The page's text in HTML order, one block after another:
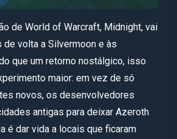
de World of Warcraft, Midnight, vai
de volta a Silvermoon e às
que um retorno nostálgico, isso
maior: em vez de só
novos, os desenvolvedores
antigas para deixar Azeroth
é dar vida a locais que ficaram